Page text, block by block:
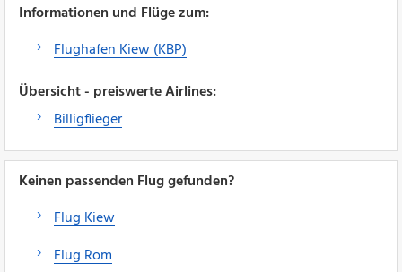
Informationen und Flüge zum:
Flughafen Kiew (KBP)
Übersicht - preiswerte Airlines:
Billigflieger
Keinen passenden Flug gefunden?
Flug Kiew
Flug Rom